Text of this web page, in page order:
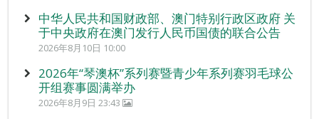
中华人民共和国财政部、澳门特别行政区政府 关
于中央政府在澳门发行人民币国债的联合公告
2026年8月10日 10:00
2026年“琴澳杯”系列赛暨青少年系列赛羽毛球公
开组赛事圆满举办
2026年8月9日 23:43